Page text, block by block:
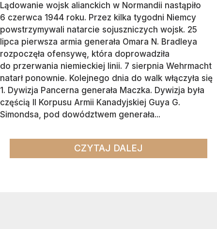
Lądowanie wojsk alianckich w Normandii nastąpiło
6 czerwca 1944 roku. Przez kilka tygodni Niemcy
powstrzymywali natarcie sojuszniczych wojsk. 25
lipca pierwsza armia generała Omara N. Bradleya
rozpoczęła ofensywę, która doprowadziła
do przerwania niemieckiej linii. 7 sierpnia Wehrmacht
natarł ponownie. Kolejnego dnia do walk włączyła się
1. Dywizja Pancerna generała Maczka. Dywizja była
częścią II Korpusu Armii Kanadyjskiej Guya G.
Simondsa, pod dowództwem generała...
CZYTAJ DALEJ